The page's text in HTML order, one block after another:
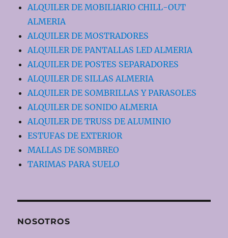
ALQUILER DE MOBILIARIO CHILL-OUT
ALMERIA
ALQUILER DE MOSTRADORES
ALQUILER DE PANTALLAS LED ALMERIA
ALQUILER DE POSTES SEPARADORES
ALQUILER DE SILLAS ALMERIA
ALQUILER DE SOMBRILLAS Y PARASOLES
ALQUILER DE SONIDO ALMERIA
ALQUILER DE TRUSS DE ALUMINIO
ESTUFAS DE EXTERIOR
MALLAS DE SOMBREO
TARIMAS PARA SUELO
NOSOTROS